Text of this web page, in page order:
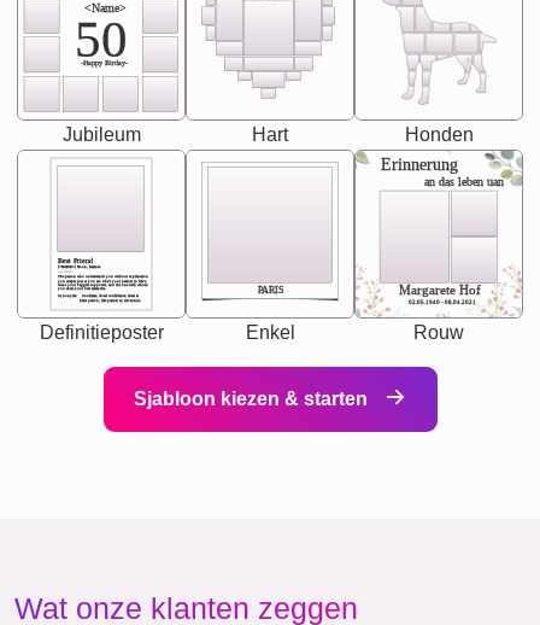
<Name>
50
-Happy Birday-
Jubileum Hart Honden
Best Friend
[<NAME>] Noun, feminie
Synonyms: Soulmate, closet confidante, sister at
heart person, life partner in adventure.
The person who understands you without explanation
you accepts just as you are. She's your partner in life's,
chaos your biggest supporter, and the one with whom
you share your best memories.
Definitieposter
PARIS
Enkel
Erinnerung
an das leben uan
Margarete Hof
02.05.1940 - 08.04.2021
Rouw
Sjabloon kiezen & starten
Wat onze klanten zeggen